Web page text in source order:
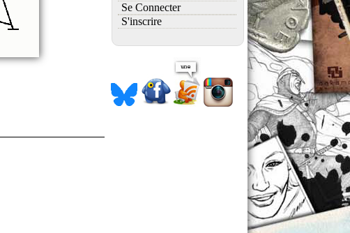
Se Connecter
S'inscrire